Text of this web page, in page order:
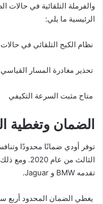
والفرملة التلقائية في
الرئيسية ما يلي:
نظام الكبح التلقائي في
تحذير مغادرة المسار القياسي
متاح مثبت السرعة التكيفي
الضمان وتغطية
توفر أودي ضمانًا محدودًا
الثالث من
تقدمه BMW و Jaguar.
يغطي الضمان المحدود أربع سنوات أو